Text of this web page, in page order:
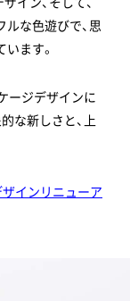
な色遊びで、思
ます。
ージデザインに
な新しさと、上
ザインリニューア